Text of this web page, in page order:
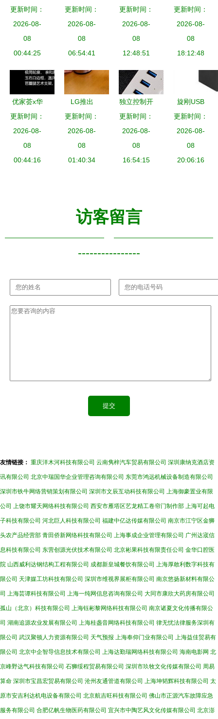
案
更新时间：
2026-08-
08
00:44:25
析 IT168
USB Hub图
片大全与优
越者Y-
更新时间：
2026-08-
08
06:54:41
口迷你hub
usb转换器
数码周边产
品产品图片
it168数码
周边产品图
片大全
更新时间：
2026-08-
08
12:48:51
GPH366迷
你USB Hub
便携与高效
的数据中心
更新时间：
2026-08-
08
18:12:48
优家荟x华
为ideahub
深圳站丨科
技驱动生
活，引领艺
更新时间：
2026-08-
08
00:44:16
LG推出
SmartThinQ
Hub智能家
居控制中
心，打造家
更新时间：
2026-08-
08
01:40:34
独立控制开
关 迷你电
脑扩展最佳
选择——
ORICO晶
更新时间：
2026-08-
08
16:54:15
旋刚USB
lanport 400
USB Hub价
格与报价详
解 — it168
更新时间：
2026-08-
08
20:06:16
访客留言
----------------
友情链接： 重庆洋木河科技有限公司 云南隽梓汽车贸易有限公司 深圳康纳克酒店资
讯有限公司 北京中瑞国华企业管理咨询有限公司 东莞市鸿远机械设备制造有限公司
深圳市铁牛网络营销策划有限公司 深圳市文辰互动科技有限公司 上海御豪置业有限
公司 上饶市耀天网络科技有限公司 西安市雁塔区艺龙精工卷帘门制作部 上海可起电
子科技有限公司 河北巨人科技有限公司 福建中亿达传媒有限公司 南京市江宁区金狮
头农产品经营部 青田侨新网络科技有限公司 上海事成企业管理有限公司 广州达宬信
息科技有限公司 东营创源光伏技术有限公司 北京彬果科技有限责任公司 金华口腔医
院 山西威利达钢结构工程有限公司 成都新皇城餐饮有限公司 上海厚敢利数字科技有
限公司 天津媒工坊科技有限公司 深圳市维视界展柜有限公司 南京悠扬新材料有限公
司 上海芸谭科技有限公司 上海一纯网信息咨询有限公司 大同市康欣大药房有限公司
孤山（北京）科技有限公司 上海钰彬黎网络科技有限公司 南京诸夏文化传播有限公
司 湖南追源农业发展有限公司 上海桂盏音网络科技有限公司 律无忧法律服务深圳有
限公司 武汉聚顿人力资源有限公司 天气预报 上海奉仰门业有限公司 上海益佳贸易有
限公司 北京中企智导信息技术有限公司 上海达勤瑞网络科技有限公司 海南电影网 北
京峰野达气科技有限公司 石狮绥程贸易有限公司 深圳市玖牧文化传媒有限公司 周易
算命 深圳市宝昌宏贸易有限公司 沧州友通管道有限公司 上海坤韬辉科技有限公司 太
原市安吉利达机电设备有限公司 北京航吉旺科技有限公司 佛山市正源汽车故障应急
服务有限公司 合肥亿帆生物医药有限公司 宜兴市中陶艺风文化传媒有限公司 北京澎